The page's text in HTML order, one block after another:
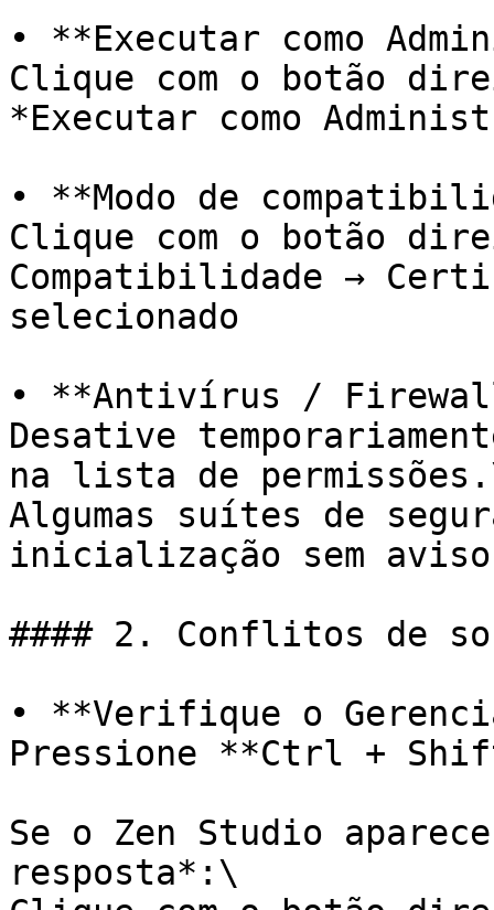
• **Executar como
Clique com o botão
*Executar como
• **Modo de
Clique com o botão
Compatibilidade →
selecionado
• **Antivírus /
Desative
na lista de
Algumas suítes de
inicialização sem
#### 2. Conflitos de
• **Verifique o
Pressione **Ctrl +
Se o Zen Studio
resposta*:\